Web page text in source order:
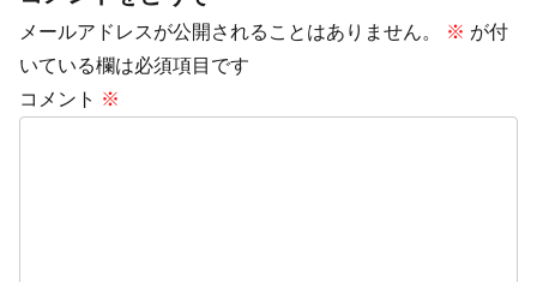
メールアドレスが公開されることはありません。 ※ が付
いている欄は必須項目です
コメント ※